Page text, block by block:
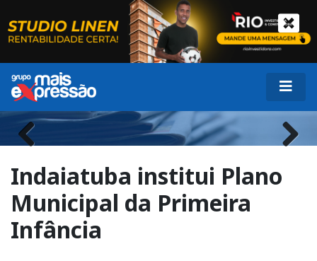
Previous Next
Indaiatuba institui Plano
Municipal da Primeira
Infância